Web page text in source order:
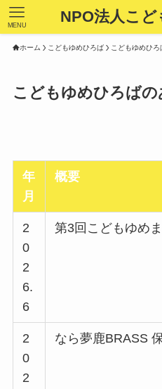
NPO法人こ
MENU
ホーム こどもゆめひろば こどもゆめひろ
こどもゆめひろばの
年
月
概要
2
0
2
6.
6
第3回こどもゆめ
2
0
2
なら夢鹿BRASS